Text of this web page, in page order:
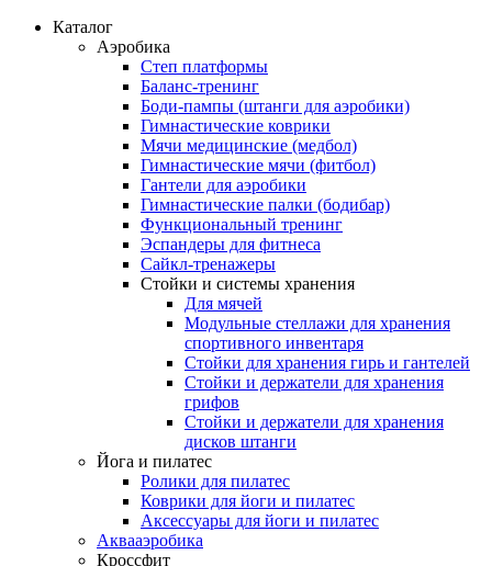
Каталог
Аэробика
Степ платформы
Баланс-тренинг
Боди-пампы (штанги для аэробики)
Гимнастические коврики
Мячи медицинские (медбол)
Гимнастические мячи (фитбол)
Гантели для аэробики
Гимнастические палки (бодибар)
Функциональный тренинг
Эспандеры для фитнеса
Сайкл-тренажеры
Стойки и системы хранения
Для мячей
Модульные стеллажи для хранения
спортивного инвентаря
Стойки для хранения гирь и гантелей
Стойки и держатели для хранения
грифов
Стойки и держатели для хранения
дисков штанги
Йога и пилатес
Ролики для пилатес
Коврики для йоги и пилатес
Аксессуары для йоги и пилатес
Аквааэробика
Кроссфит